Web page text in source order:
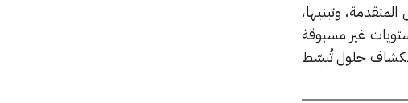
وتبنيها،
غير مسبوقة
حلول تُبسّط